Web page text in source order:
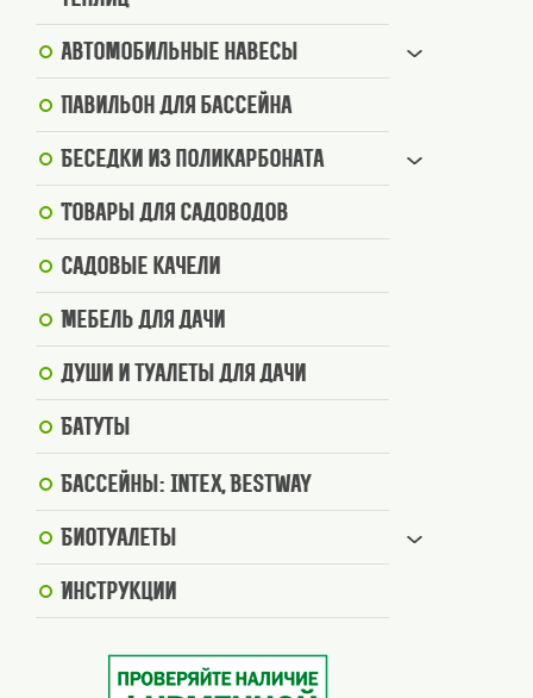
Автомобильные навесы
Павильон для бассейна
Беседки из поликарбоната
Товары для садоводов
Садовые качели
Мебель для дачи
Души и туалеты для дачи
Батуты
Бассейны: Intex, BestWay
Биотуалеты
Инструкции